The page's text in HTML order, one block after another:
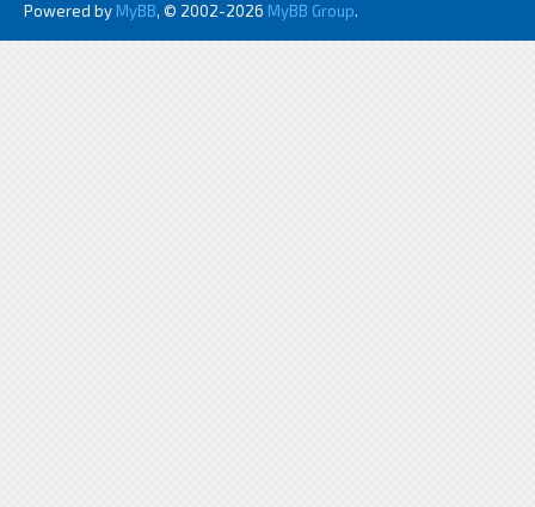
Powered by MyBB, © 2002-2026 MyBB Group.